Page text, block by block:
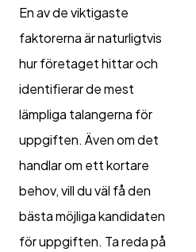
En av de viktigaste
faktorerna är naturligtvis
hur företaget hittar och
identifierar de mest
lämpliga talangerna för
uppgiften. Även om det
handlar om ett kortare
behov, vill du väl få den
bästa möjliga kandidaten
för uppgiften. Ta reda på